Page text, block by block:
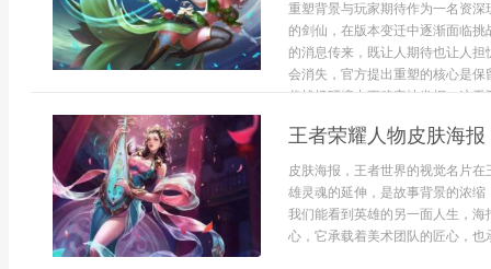
重塑背景与玩家期待作为一名资
的剑仙，在版本变迁中逐渐面临
的消息传来，既让人期待也让人
会消失，官方提出重塑的核心是
代战场环境中更稳定地发挥，这
王者荣耀人物皮肤海
皮肤海报，王者世界的视觉名片
雄灵魂的延伸，是故事背景的浓
我们能看到英雄的另一面人生，
心，它承载着美术团队的匠心，也